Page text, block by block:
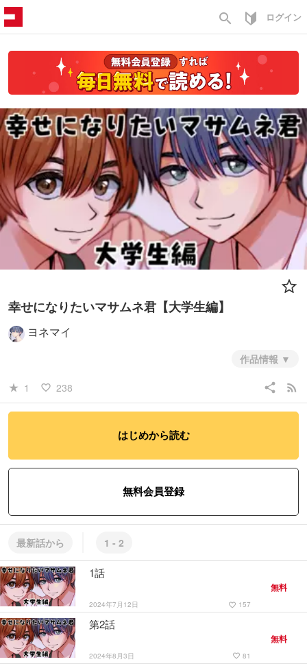
search ログイン
幸せになりたいマサムネ君【大学生編】
ヨネマイ
作品情報
star_rate 1 favorite_border 238 share rss_feed
はじめから読む
無料会員登録
最新話から 1 - 2
1話
2024年7月12日 favorite_border 157
無料
第2話
2024年8月3日 favorite_border 81
無料